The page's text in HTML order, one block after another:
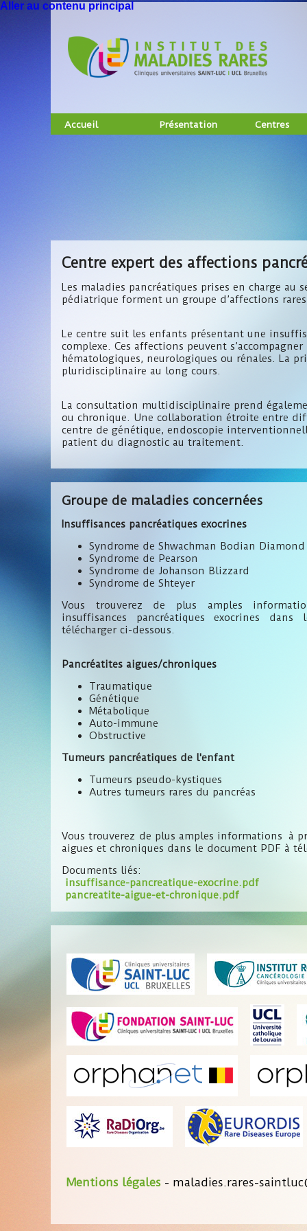
Aller au contenu principal
Accueil Présentation Centres
Centre expert des affections
Les maladies pancréatiques prises en charge
pédiatrique forment un groupe d’affections
Le centre suit les enfants présentant une
complexe. Ces affections peuvent
hématologiques, neurologiques ou rénales. La
pluridisciplinaire au long cours.
La consultation multidisciplinaire prend
ou chronique. Une collaboration étroite entre
centre de génétique, endoscopie
patient du diagnostic au traitement.
Groupe de maladies concernées
Insuffisances pancréatiques exocrines
Syndrome de Shwachman Bodian Diamond
Syndrome de Pearson
Syndrome de Johanson Blizzard
Syndrome de Shteyer
Vous trouverez de plus amples
insuffisances pancréatiques exocrines
télécharger ci-dessous.
Pancréatites aigues/chroniques
Traumatique
Génétique
Métabolique
Auto-immune
Obstructive
Tumeurs pancréatiques de l'enfant
Tumeurs pseudo-kystiques
Autres tumeurs rares du pancréas
Vous trouverez de plus amples informations à
aigues et chroniques dans le document PDF à
Documents liés:
insuffisance-pancreatique-exocrine.pdf
pancreatite-aigue-et-chronique.pdf
Mentions légales - maladies.rares-